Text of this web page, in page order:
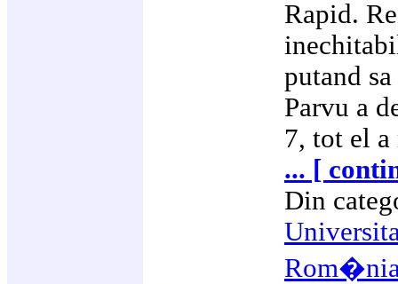
Rapid.
putand
Parvu a
7, tot el a
... [
Din